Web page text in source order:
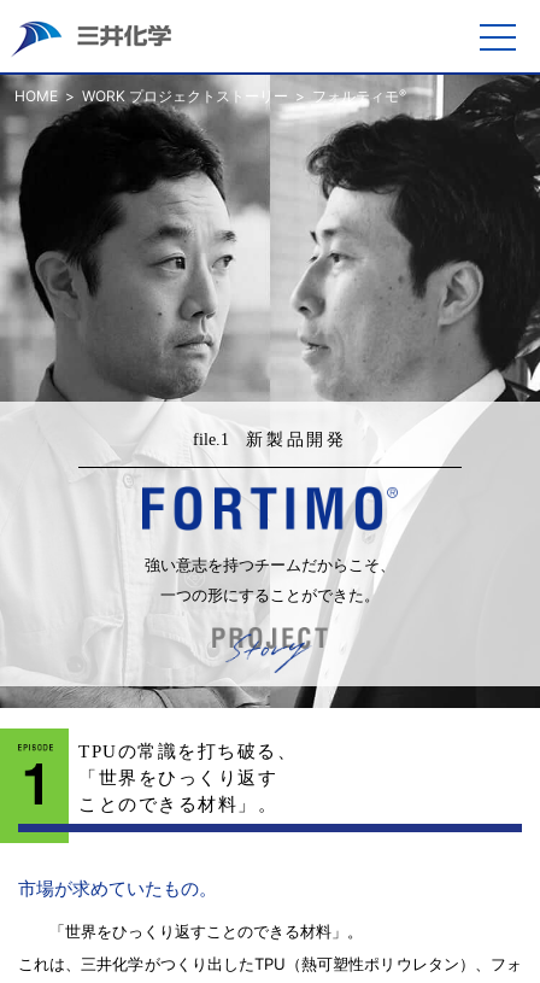
HOME WORK プロジェクトストーリー フォルティモ®
file.1 新製品開発
強い意志を持つチームだからこそ、
一つの形にすることができた。
TPUの常識を打ち破る、
「世界をひっくり返す
ことのできる材料」。
市場が求めていたもの。
「世界をひっくり返すことのできる材料」。
これは、三井化学がつくり出したTPU（熱可塑性ポリウレタン）、フォ